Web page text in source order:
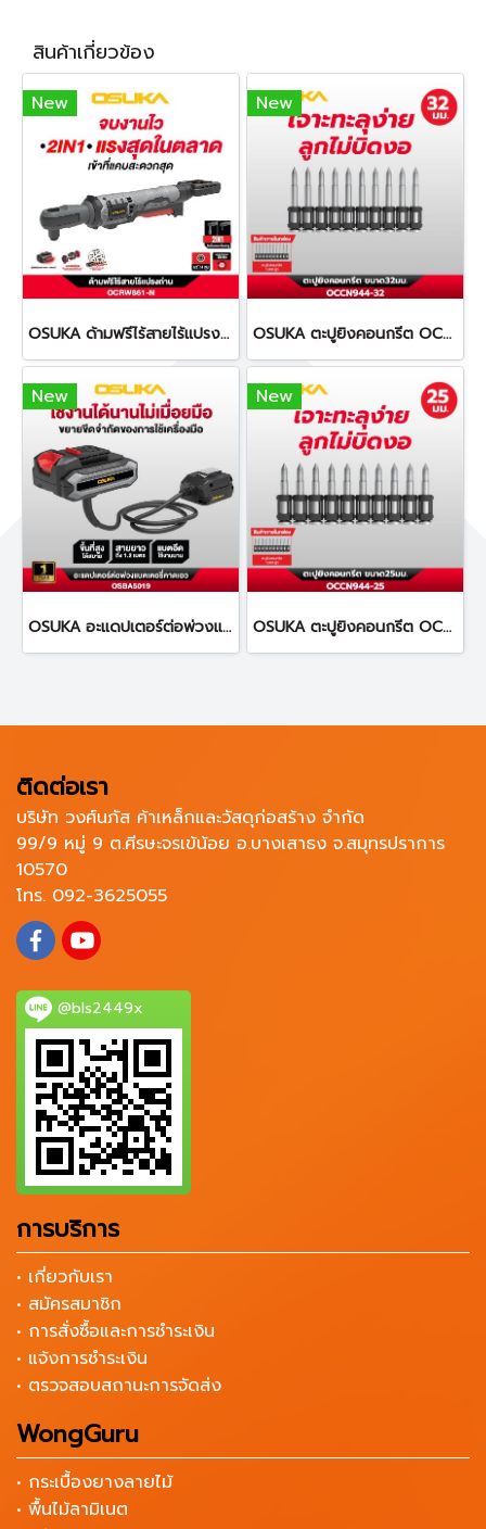
สินค้าเกี่ยวข้อง
New
OSUKA ด้ามฟรีไร้สายไร้แปรงถ่าน OCRW861
New
OSUKA ตะปูยิงคอนกรีต OCCN944-32 ทนทานต่อการกัดกร่อน
New
OSUKA อะแดปเตอร์ต่อพ่วงแบตเตอรี่คาดเอว ยาว 1.2 เมตร OSBA5019
New
OSUKA ตะปูยิงคอนกรีต OCCN944-25 ทนทานต่อการกัดกร่อน
ติดต่อเรา
บริษัท วงศ์นภัส ค้าเหล็กและวัสดุก่อสร้าง จำกัด
99/9 หมู่ 9 ต.ศีรษะจรเข้น้อย อ.บางเสาธง จ.สมุทรปราการ
10570
โทร. 092-3625055
@bls2449x
การบริการ
• เกี่ยวกับเรา
• สมัครสมาชิก
• การสั่งซื้อและการชำระเงิน
• แจ้งการชำระเงิน
• ตรวจสอบสถานะการจัดส่ง
WongGuru
• กระเบื้องยางลายไม้
• พื้นไม้ลามิเนต